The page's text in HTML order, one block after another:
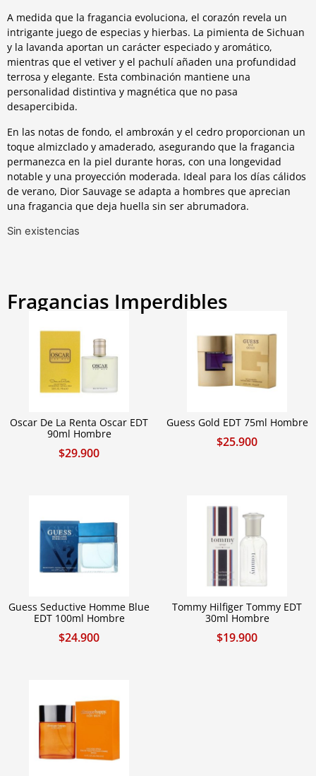
A medida que la fragancia evoluciona, el corazón revela un
intrigante juego de especias y hierbas. La pimienta de Sichuan
y la lavanda aportan un carácter especiado y aromático,
mientras que el vetiver y el pachulí añaden una profundidad
terrosa y elegante. Esta combinación mantiene una
personalidad distintiva y magnética que no pasa
desapercibida.
En las notas de fondo, el ambroxán y el cedro proporcionan un
toque almizclado y amaderado, asegurando que la fragancia
permanezca en la piel durante horas, con una longevidad
notable y una proyección moderada. Ideal para los días cálidos
de verano, Dior Sauvage se adapta a hombres que aprecian
una fragancia que deja huella sin ser abrumadora.
Sin existencias
Fragancias Imperdibles
Oscar De La Renta Oscar EDT
90ml Hombre
$29.900
Guess Gold EDT 75ml Hombre
$25.900
Guess Seductive Homme Blue
EDT 100ml Hombre
$24.900
Tommy Hilfiger Tommy EDT
30ml Hombre
$19.900